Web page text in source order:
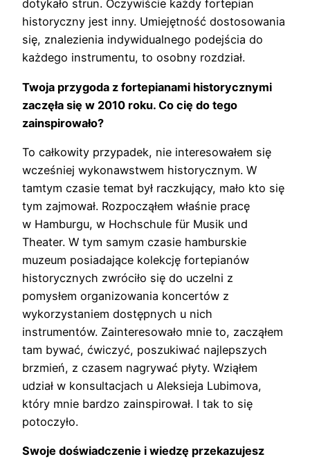
dotykało strun. Oczywiście każdy fortepian
historyczny jest inny. Umiejętność dostosowania
się, znalezienia indywidualnego podejścia do
każdego instrumentu, to osobny rozdział.
Twoja przygoda z fortepianami historycznymi
zaczęła się w 2010 roku. Co cię do tego
zainspirowało?
To całkowity przypadek, nie interesowałem się
wcześniej wykonawstwem historycznym. W
tamtym czasie temat był raczkujący, mało kto się
tym zajmował. Rozpocząłem właśnie pracę
w Hamburgu, w Hochschule für Musik und
Theater. W tym samym czasie hamburskie
muzeum posiadające kolekcję fortepianów
historycznych zwróciło się do uczelni z
pomysłem organizowania koncertów z
wykorzystaniem dostępnych u nich
instrumentów. Zainteresowało mnie to, zacząłem
tam bywać, ćwiczyć, poszukiwać najlepszych
brzmień, z czasem nagrywać płyty. Wziąłem
udział w konsultacjach u Aleksieja Lubimova,
który mnie bardzo zainspirował. I tak to się
potoczyło.
Swoje doświadczenie i wiedzę przekazujesz